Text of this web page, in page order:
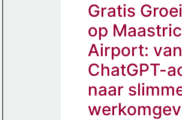
Gratis
op
Airport: van
ChatGPT-
naar